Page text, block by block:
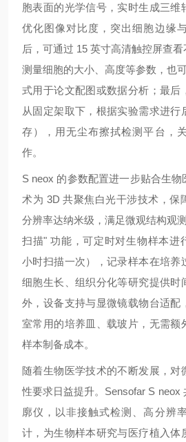
胞表面的光学信号，实时生成三维
优化图像对比度，突出细胞边缘
后，可通过 15 英寸高清触控屏查看
测量细胞的大小、高度等参数，也
式用于论文配图或数据分析；最后
从固定架取下，根据实验需求进行
存），用无尘布擦拭检测平台，
作。
S neox 的参数配置进一步贴合生
术为 3D 共聚焦白光干涉技术，保
分辨率达纳米级，满足微观结构观
扫描" 功能，可定时对生物样本进
小时扫描一次），记录样本在培养
细胞生长、组织分化等研究提供时
外，设备支持与显微镜载物台适配
室常用的培养皿、载玻片，无需额
样本制备成本。
随着生物医学技术的不断发展，对
性要求日益提升。Sensofar S neox
廓仪，以非接触式检测、高分辨
计，为生物样本研究与医疗植入体